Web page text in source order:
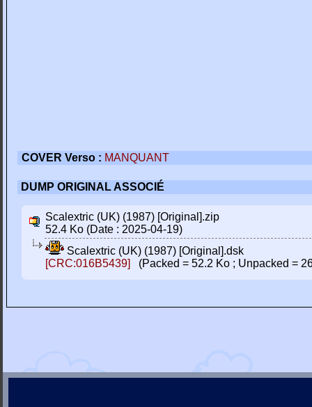
COVER Verso : MANQUANT
DUMP ORIGINAL ASSOCIÉ
Scalextric (UK) (1987) [Original].zip
52.4 Ko (Date : 2025-04-19)
Scalextric (UK) (1987) [Original].dsk
[CRC:016B5439]
(Packed = 52.2 Ko ; Unpacked =